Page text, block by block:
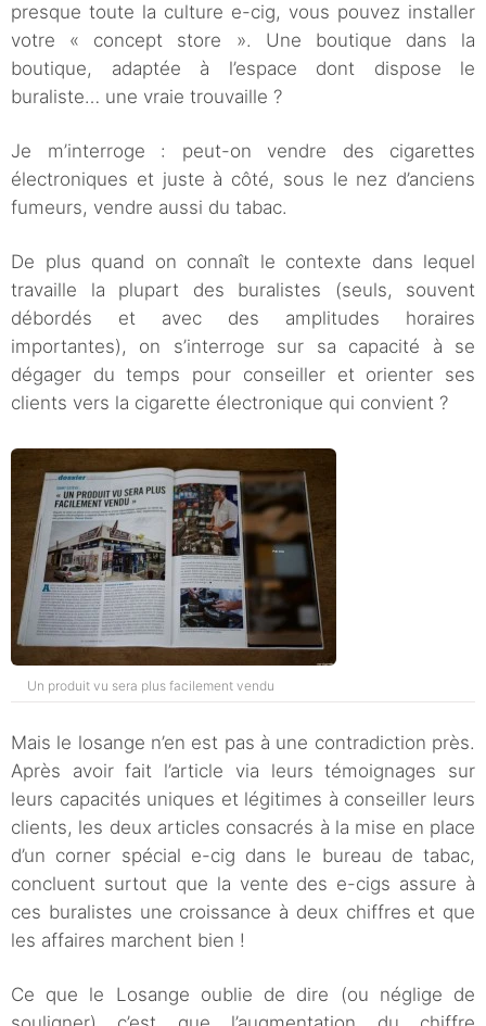
presque toute la culture e-cig, vous pouvez installer
votre « concept store ». Une boutique dans la
boutique, adaptée à l’espace dont dispose le
buraliste… une vraie trouvaille ?
Je m’interroge : peut-on vendre des cigarettes
électroniques et juste à côté, sous le nez d’anciens
fumeurs, vendre aussi du tabac.
De plus quand on connaît le contexte dans lequel
travaille la plupart des buralistes (seuls, souvent
débordés et avec des amplitudes horaires
importantes), on s’interroge sur sa capacité à se
dégager du temps pour conseiller et orienter ses
clients vers la cigarette électronique qui convient ?
Un produit vu sera plus facilement vendu
Mais le losange n’en est pas à une contradiction près.
Après avoir fait l’article via leurs témoignages sur
leurs capacités uniques et légitimes à conseiller leurs
clients, les deux articles consacrés à la mise en place
d’un corner spécial e-cig dans le bureau de tabac,
concluent surtout que la vente des e-cigs assure à
ces buralistes une croissance à deux chiffres et que
les affaires marchent bien !
Ce que le Losange oublie de dire (ou néglige de